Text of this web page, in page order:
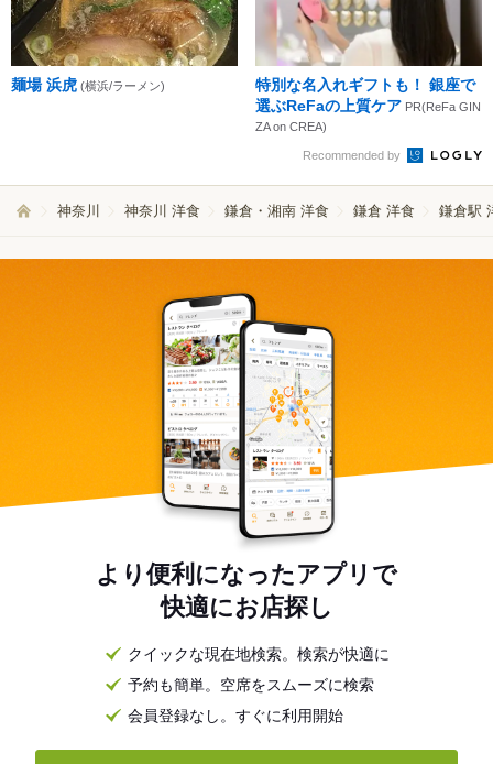
麺場 浜虎 (横浜/ラーメン)
特別な名入れギフトも！ 銀座で
選ぶReFaの上質ケア PR(ReFa GIN
ZA on CREA)
Recommended by
神奈川 神奈川 洋食 鎌倉・湘南 洋食 鎌倉 洋食 鎌倉駅
より便利になったアプリで
快適にお店探し
クイックな現在地検索。検索が快適に
予約も簡単。空席をスムーズに検索
会員登録なし。すぐに利用開始